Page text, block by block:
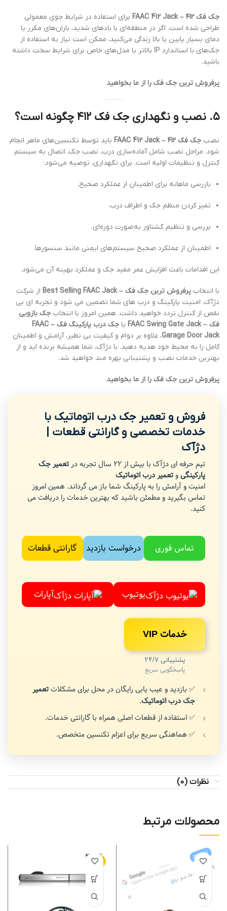
جک فک ۴۱۲ – FAAC 412 Jack
برای استفاده در شرایط جوی معمولی
طراحی شده است. اگر در منطقه‌ای با بادهای شدید، باران‌های مکرر یا
دمای بسیار پایین یا بالا زندگی می‌کنید، ممکن است نیاز به استفاده از
جک‌های با استاندارد IP بالاتر یا مدل‌های خاص برای شرایط سخت داشته
باشید.
پرفروش ترین جک فک را از ما بخواهید
۵. نصب و نگهداری جک فک ۴۱۲ چگونه است؟
نصب جک فک ۴۱۲ – FAAC 412 Jack
باید توسط تکنسین‌های ماهر انجام
شود. مراحل نصب شامل آماده‌سازی درب، نصب جک، اتصال به سیستم
کنترل و تنظیمات اولیه است. برای نگهداری، توصیه می‌شود:
بازرسی ماهانه برای اطمینان از عملکرد صحیح.
تمیز کردن منظم جک و اطراف درب.
بررسی و تنظیم گشتاور به‌صورت دوره‌ای.
اطمینان از عملکرد صحیح سیستم‌های ایمنی مانند سنسورها.
این اقدامات باعث افزایش عمر مفید جک و عملکرد بهینه آن می‌شود.
با انتخاب پرفروش ترین جک فک – Best Selling FAAC Jack
از شرکت
دژآک، امنیت پارکینگ و درب های شما تضمین می شود و تجربه ای بی
نقص از کنترل تردد خواهید داشت. همین امروز با انتخاب جک بازویی
فک – FAAC Swing Gate Jack
یا
جک درب پارکینگ فک – FAAC
Garage Door Jack، علاوه بر دوام و کیفیت بی نظیر، آرامش و اطمینان
کامل را به محیط خود هدیه دهید. با دژآک، شما همیشه برنده اید و از
بهترین خدمات نصب و پشتیبانی بهره مند خواهید شد.
پرفروش ترین جک فک را از ما بخواهید
فروش و تعمیر جک درب اتوماتیک با
خدمات تخصصی و گارانتی قطعات |
دژآک
تیم حرفه ای دژآک با بیش از 22 سال تجربه در
تعمیر جک
پارکینگیو تعمیر درب اتوماتیک
امنیت و آرامش را به پارکینگ شما باز می گرداند. همین امروز
تماس بگیرید و مطمئن باشید که بهترین خدمات را دریافت می
کنید.
تماس فوری درخواست بازدید گارانتی قطعات
یوتیوب آپارات
خدمات VIP
پشتیبانی 24/7
پاسخگویی سریع
✅ بازدید و عیب یابی رایگان در محل برای مشکلاتتعمیر
جک درب اتوماتیک.
✅ استفاده از قطعات اصلی همراه با گارانتی خدمات.
✅ هماهنگی سریع برای اعزام تکنسین متخصص.
نظرات (0)
محصولات مرتبط
-11%